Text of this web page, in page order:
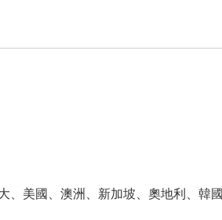
、美國、澳洲、新加坡、奧地利、韓國